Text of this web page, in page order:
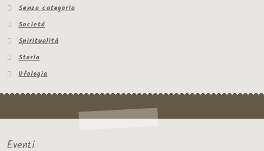
Senza categoria
Società
Spiritualità
Storia
Ufologia
Eventi